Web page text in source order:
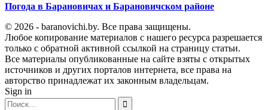
Погода в Барановичах и Барановичском районе
© 2026 - baranovichi.by. Все права защищены.
Любое копирование материалов с нашего ресурса разрешается
только с обратной активной ссылкой на страницу статьи.
Все материалы опубликованные на сайте взяты с открытых
источников и других порталов интернета, все права на
авторство принадлежат их законным владельцам.
Sign in